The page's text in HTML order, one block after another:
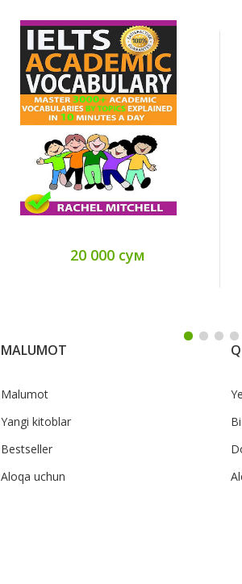
20 000 сум
MALUMOT
Malumot
Yangi kitoblar
Bestseller
Aloqa uchun